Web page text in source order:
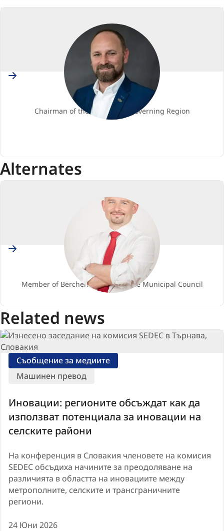
European
SlovakiaJozef VISKUPIČ
Членство
Chairman of the Trnava self-governing Region
Alternates
Yonnec POLET
заместник
Member of Berchem-Sainte-Agathe Municipal Council
Related news
Иновации: регионите обсъждат как да
използват потенциала за иновации на
селските райони
На конференция в Словакия членовете на комисия
SEDEC обсъдиха начините за преодоляване на
различията в областта на иновациите между
метрополните, селските и трансграничните
региони.
Съобщение за медиите
Машинен превод
24 Юни 2026